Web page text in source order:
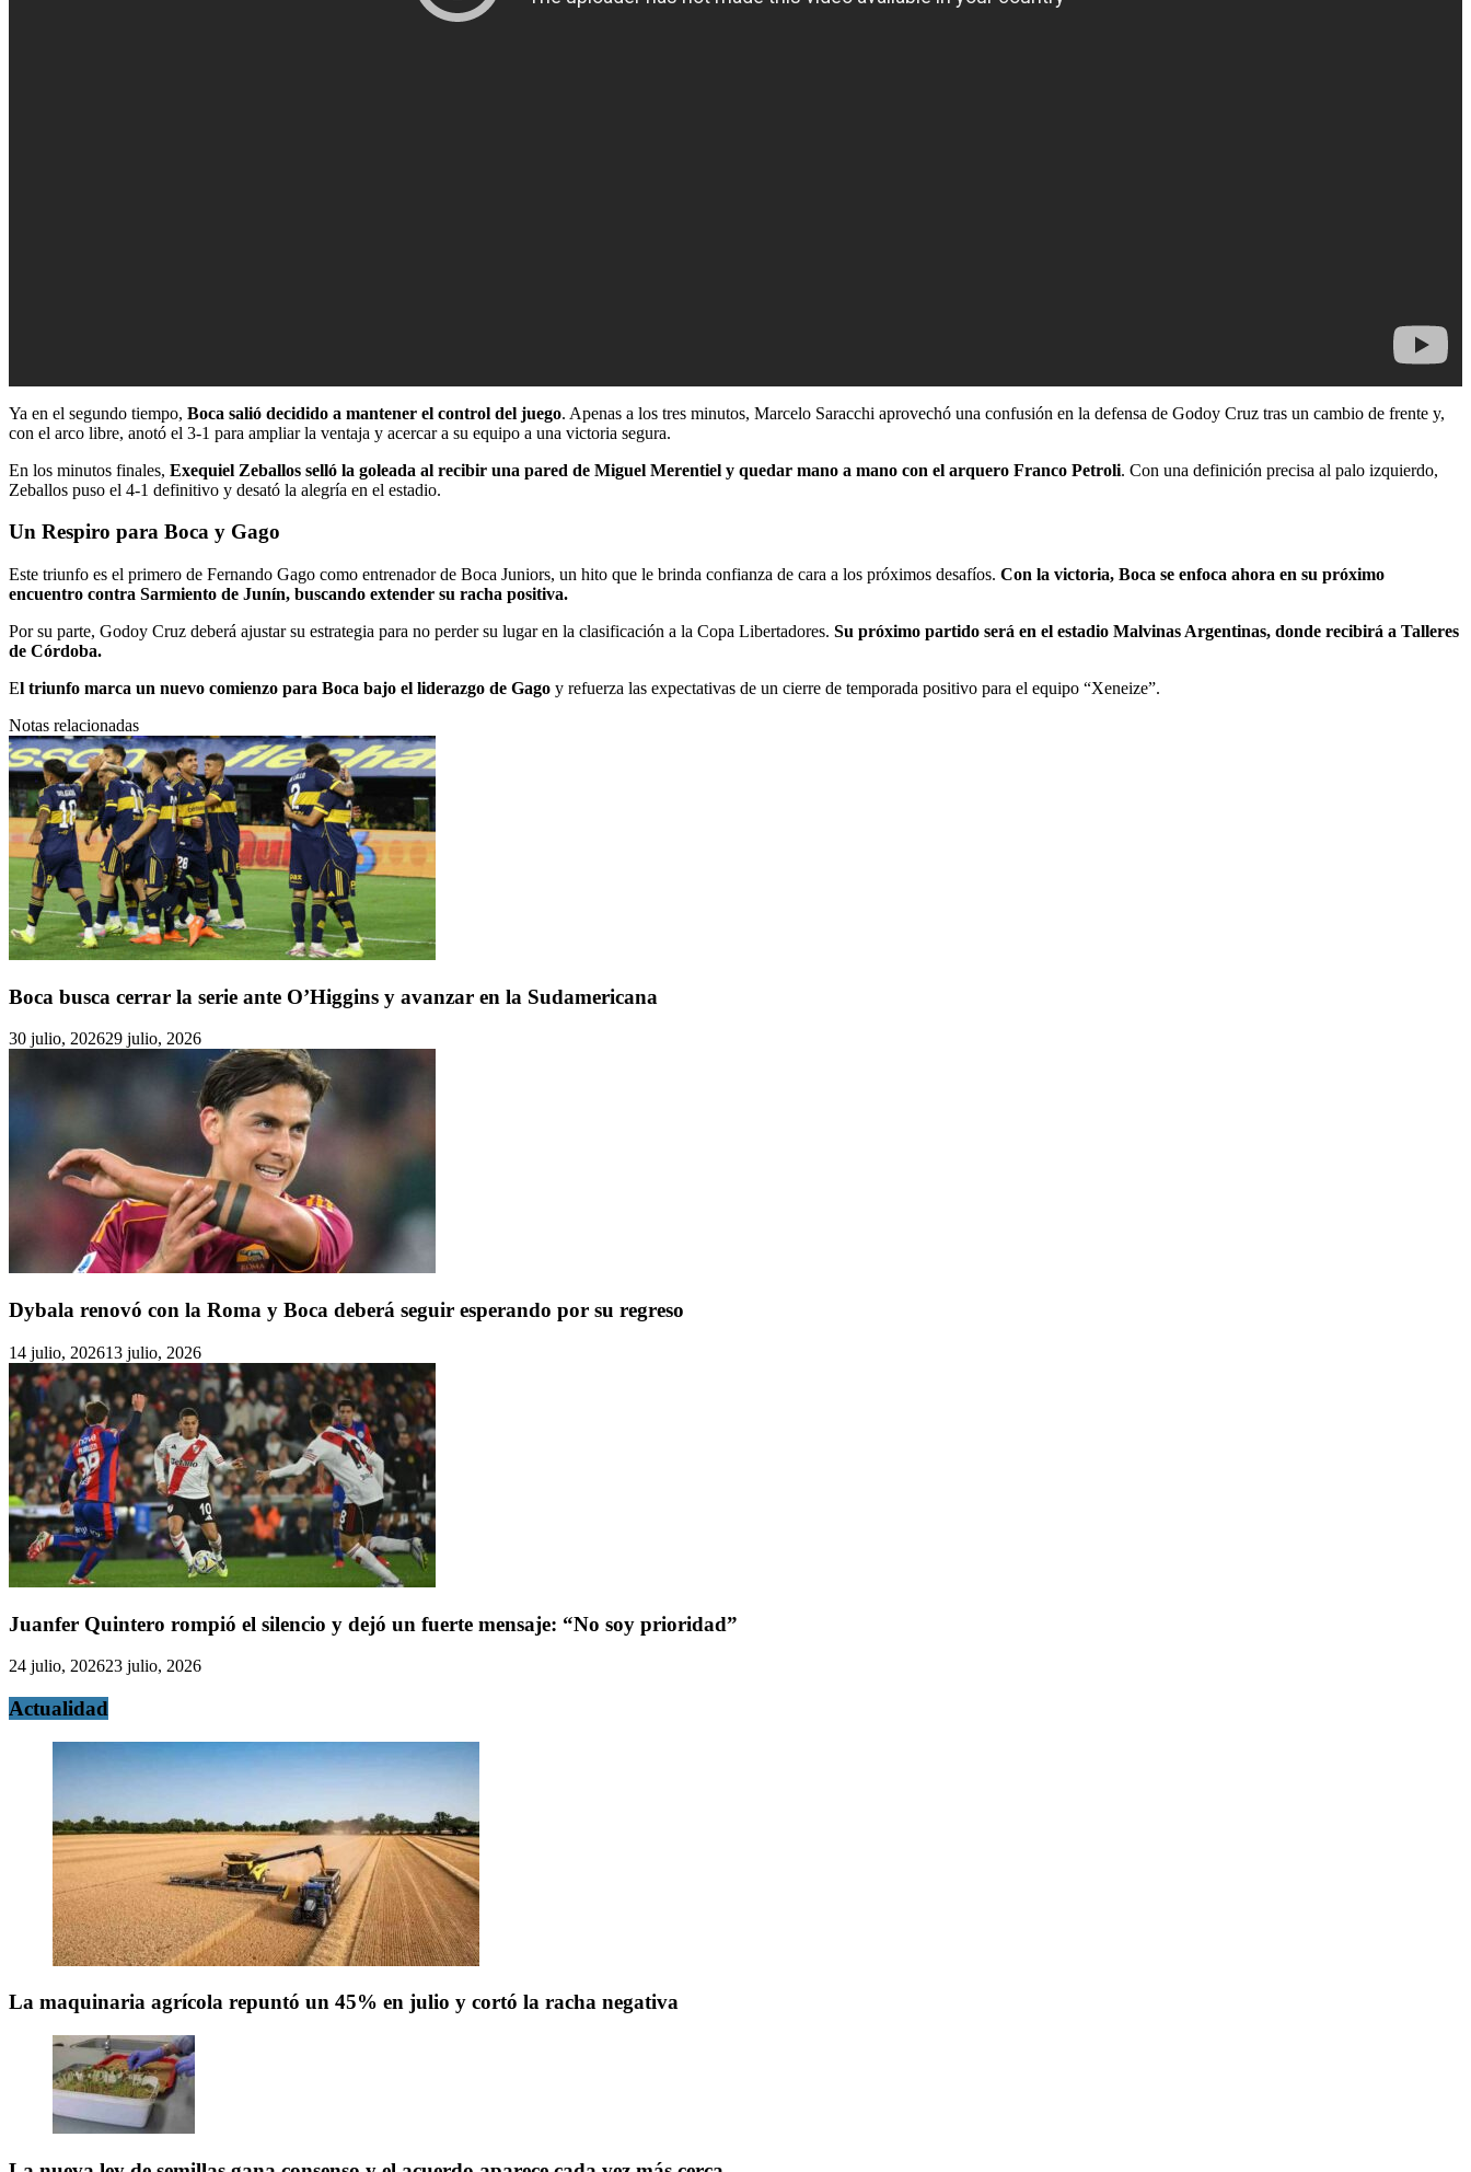
Ya en el segundo tiempo, Boca salió decidido a mantener el control del juego. Apenas a los tres minutos, Marcelo Saracchi aprovechó una confusión en la defensa de Godoy Cruz tras un cambio de frente y,
con el arco libre, anotó el 3-1 para ampliar la ventaja y acercar a su equipo a una victoria segura.
En los minutos finales, Exequiel Zeballos selló la goleada al recibir una pared de Miguel Merentiel y quedar mano a mano con el arquero Franco Petroli. Con una definición precisa al palo izquierdo,
Zeballos puso el 4-1 definitivo y desató la alegría en el estadio.
Un Respiro para Boca y Gago
Este triunfo es el primero de Fernando Gago como entrenador de Boca Juniors, un hito que le brinda confianza de cara a los próximos desafíos. Con la victoria, Boca se enfoca ahora en su próximo
encuentro contra Sarmiento de Junín, buscando extender su racha positiva.
Por su parte, Godoy Cruz deberá ajustar su estrategia para no perder su lugar en la clasificación a la Copa Libertadores. Su próximo partido será en el estadio Malvinas Argentinas, donde recibirá a Talleres
de Córdoba.
El triunfo marca un nuevo comienzo para Boca bajo el liderazgo de Gago y refuerza las expectativas de un cierre de temporada positivo para el equipo “Xeneize”.
Notas relacionadas
Boca busca cerrar la serie ante O’Higgins y avanzar en la Sudamericana
30 julio, 202629 julio, 2026
Dybala renovó con la Roma y Boca deberá seguir esperando por su regreso
14 julio, 202613 julio, 2026
Juanfer Quintero rompió el silencio y dejó un fuerte mensaje: “No soy prioridad”
24 julio, 202623 julio, 2026
Actualidad
La maquinaria agrícola repuntó un 45% en julio y cortó la racha negativa